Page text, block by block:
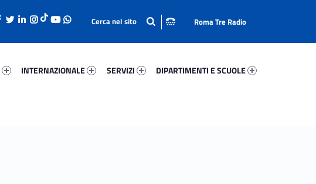
INTERNAZIONALE
SERVIZI
DIPARTIMENTI E SCUOLE
Roma Tre Radio